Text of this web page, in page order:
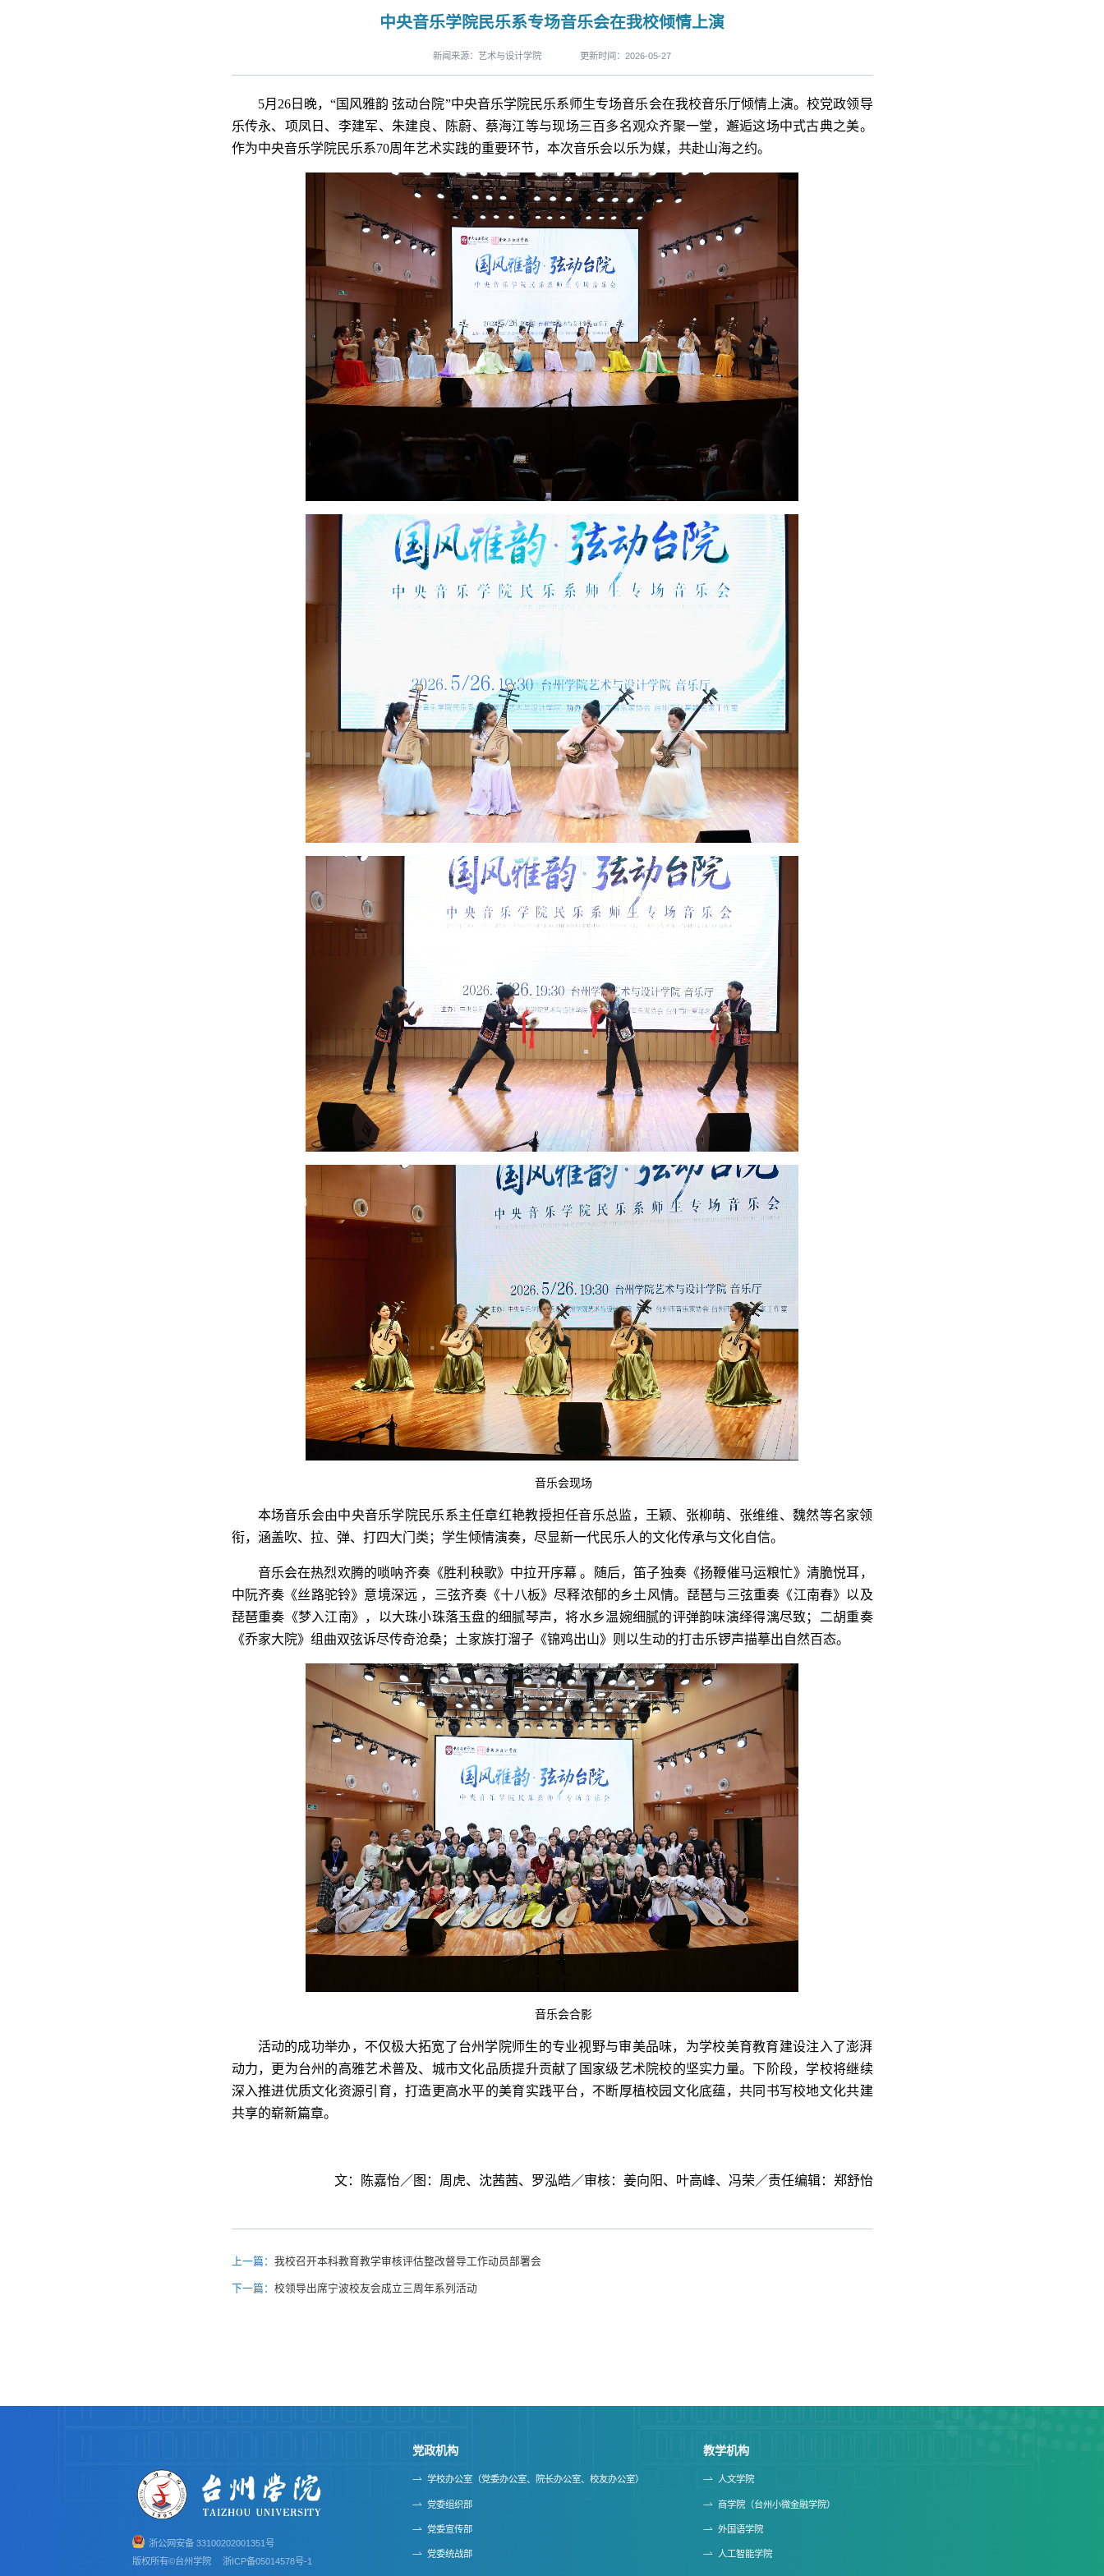
中央音乐学院民乐系专场音乐会在我校倾情上演
新闻来源：艺术与设计学院 更新时间：2026-05-27
5月26日晚，“国风雅韵 弦动台院”中央音乐学院民乐系师生专场音乐会在我校音乐厅倾情上演。校党政领导
乐传永、 项凤日 、 李建军、 朱建良 、 陈蔚、 蔡海江等与现场三百多名观众齐聚一堂，邂逅这场中式古典之美。
作为中央音乐学院民乐系70周年艺术实践的重要环节，本次音乐会以乐为媒，共赴山海之约。
音乐会现场
本场音乐会由中央音乐学院民乐系主任章红艳教授担任音乐总监，王颖、张柳萌、张维维、魏然等名家领
衔，涵盖吹、拉、弹、打四大门类；学生倾情演奏，尽显新一代民乐人的文化传承与文化自信。
音乐会在热烈欢腾的唢呐齐奏《胜利秧歌》中拉开序幕 。随后，笛子独奏《扬鞭催马运粮忙》清脆悦耳，
中阮齐奏《丝路驼铃》意境深远 ，三弦齐奏《十八板》尽释浓郁的乡土风情。琵琶与三弦重奏《江南春》以及
琵琶重奏《梦入江南》，以大珠小珠落玉盘的细腻琴声，将水乡温婉细腻的评弹韵味演绎得漓尽致；二胡重奏
《乔家大院》组曲双弦诉尽传奇沧桑；土家族打溜子《锦鸡出山》则以生动的打击乐锣声描摹出自然百态。
音乐会合影
活动的成功举办，不仅极大拓宽了台州学院师生的专业视野与审美品味，为学校美育教育建设注入了澎湃
动力，更为台州的高雅艺术普及、城市文化品质提升贡献了国家级艺术院校的坚实力量。下阶段，学校将继续
深入推进优质文化资源引育，打造更高水平的美育实践平台，不断厚植校园文化底蕴，共同书写校地文化共建
共享的崭新篇章。
文：陈嘉怡／图：周虎、沈茜茜、罗泓皓／审核：姜向阳、叶高峰、冯荣／责任编辑：郑舒怡
上一篇： 我校召开本科教育教学审核评估整改督导工作动员部署会
下一篇： 校领导出席宁波校友会成立三周年系列活动
浙公网安备 33100202001351号
版权所有©台州学院
浙ICP备05014578号-1
党政机构
学校办公室（党委办公室、院长办公室、校友办公室）
党委组织部
党委宣传部
党委统战部
教学机构
人文学院
商学院（台州小微金融学院）
外国语学院
人工智能学院